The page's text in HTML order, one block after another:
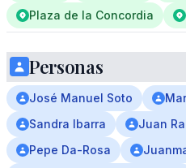
Plaza de la Concordia
Personas
José Manuel Soto
Sandra Ibarra
Juan
Pepe Da-Rosa